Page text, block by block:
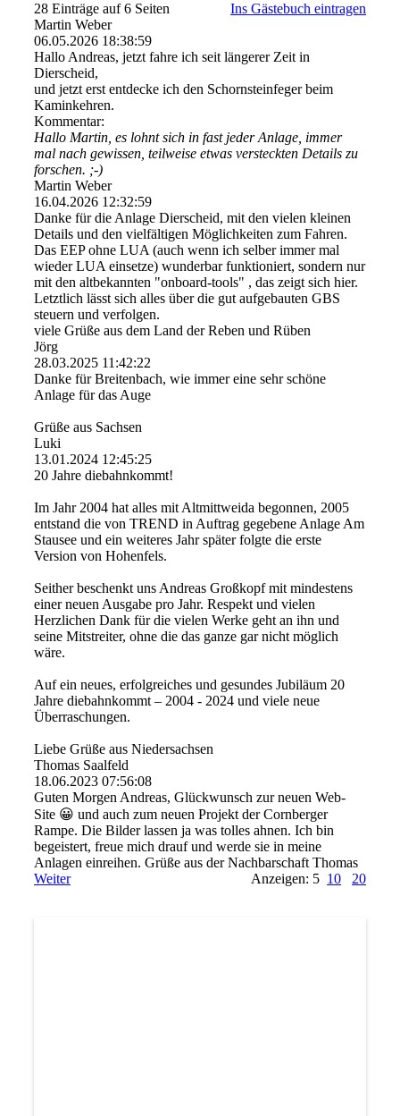
28 Einträge auf 6 Seiten
Ins Gästebuch eintragen
Martin Weber
06.05.2026 18:38:59
Hallo Andreas, jetzt fahre ich seit längerer Zeit in
Dierscheid,
und jetzt erst entdecke ich den Schornsteinfeger beim
Kaminkehren.
Kommentar:
Hallo Martin, es lohnt sich in fast jeder Anlage, immer
mal nach gewissen, teilweise etwas versteckten Details zu
forschen. ;-)
Martin Weber
16.04.2026 12:32:59
Danke für die Anlage Dierscheid, mit den vielen kleinen
Details und den vielfältigen Möglichkeiten zum Fahren.
Das EEP ohne LUA (auch wenn ich selber immer mal
wieder LUA einsetze) wunderbar funktioniert, sondern nur
mit den altbekannten "onboard-­tools" , das zeigt sich hier.
Letztlich lässt sich alles über die gut aufgebauten GBS
steuern und verfolgen.
viele Grüße aus dem Land der Reben und Rüben
Jörg
28.03.2025 11:42:22
Danke für Breitenbach, wie immer eine sehr schöne
Anlage für das Auge
Grüße aus Sachsen
Luki
13.01.2024 12:45:25
20 Jahre diebahnkommt!
Im Jahr 2004 hat alles mit Altmittweida begonnen, 2005
entstand die von TREND in Auftrag gegebene Anlage Am
Stausee und ein weiteres Jahr später folgte die erste
Version von Hohenfels.
Seither beschenkt uns Andreas Großkopf mit mindestens
einer neuen Ausgabe pro Jahr. Respekt und vielen
Herzlichen Dank für die vielen Werke geht an ihn und
seine Mitstreiter, ohne die das ganze gar nicht möglich
wäre.
Auf ein neues, erfolgreiches und gesundes Jubiläum 20
Jahre diebahnkommt – 2004 - 2024 und viele neue
Überraschungen.
Liebe Grüße aus Niedersachsen
Thomas Saalfeld
18.06.2023 07:56:08
Guten Morgen Andreas, Glückwunsch zur neuen Web-
Site 😀 und auch zum neuen Projekt der Cornberger
Rampe. Die Bilder lassen ja was tolles ahnen. Ich bin
begeistert, freue mich drauf und werde sie in meine
Anlagen einreihen. Grüße aus der Nachbarschaft Thomas
Weiter
Anzeigen: 5 10 20